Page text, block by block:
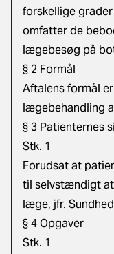
forskellige
omfatter de
lægebesøg på
§ 2 Formål
Aftalens formål
lægebehandling
§ 3 Patienternes
Stk. 1
Forudsat at
til selvstændigt
læge, jfr.
§ 4 Opgaver
Stk. 1